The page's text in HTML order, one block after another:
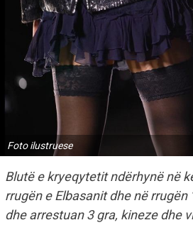
Foto ilustruese
Blutë e kryeqytetit ndërhynë në
rrugën e Elbasanit dhe në rrugën
dhe arrestuan 3 gra, kineze dhe